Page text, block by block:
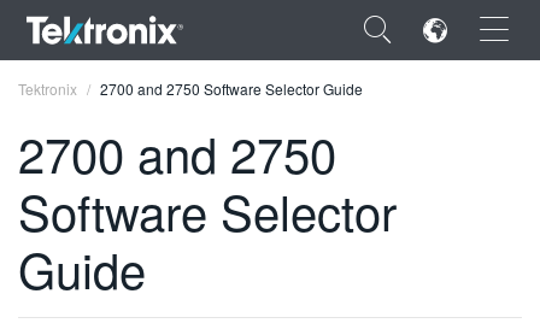
×
ENGLISH
FRANÇAIS
Tektronix 2700 and 2750 Software Selector Guide
2700 and 2750
Software Selector
Guide